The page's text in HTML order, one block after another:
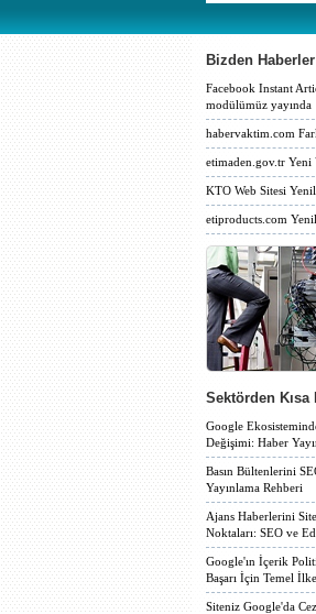
Bizden Haberler
Facebook Instant
modülümüz yayında
habervaktim.com
etimaden.gov.tr Yeni
KTO Web Sitesi
etiproducts.com
Sektörden Kısa
Google
Değişimi: Haber
Basın Bültenlerini
Yayınlama Rehberi
Ajans Haberlerini
Noktaları: SEO ve
Google'ın İçerik
Başarı İçin Temel
Siteniz Google'da